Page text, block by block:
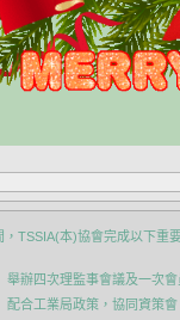
，TSSIA(本)協會完成以下重
舉辦四次理監事會議及一次
配合工業局政策，協同資策